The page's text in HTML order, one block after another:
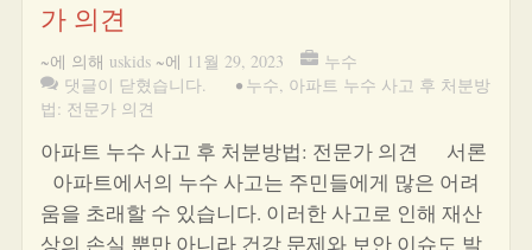
가 의견
~에 의해 uskids ~에 11월 29, 2023
누수
댓글이 닫혔습니다.
• 누수, 아파트 누수 사고 후 처분방
법: 전문가 의견
아파트 누수 사고 후 처분방법: 전문가 의견 서론
아파트에서의 누수 사고는 주민들에게 많은 어려
움을 초래할 수 있습니다. 이러한 사고로 인해 재산
상의 손실 뿐만 아니라 건강 문제와 보안 이슈도 발